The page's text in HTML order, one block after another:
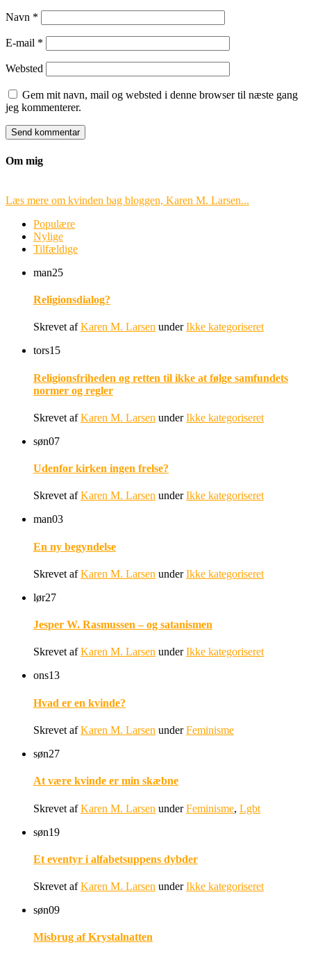
Navn *
E-mail *
Websted
Gem mit navn, mail og websted i denne browser til næste gang
jeg kommenterer.
Om mig
Læs mere om kvinden bag bloggen, Karen M. Larsen...
Populære
Nylige
Tilfældige
man25
Religionsdialog?
Skrevet afKaren M. Larsen underIkke kategoriseret
tors15
Religionsfriheden og retten til ikke at følge samfundets
normer og regler
Skrevet afKaren M. Larsen underIkke kategoriseret
søn07
Udenfor kirken ingen frelse?
Skrevet afKaren M. Larsen underIkke kategoriseret
man03
En ny begyndelse
Skrevet afKaren M. Larsen underIkke kategoriseret
lør27
Jesper W. Rasmussen – og satanismen
Skrevet afKaren M. Larsen underIkke kategoriseret
ons13
Hvad er en kvinde?
Skrevet afKaren M. Larsen underFeminisme
søn27
At være kvinde er min skæbne
Skrevet afKaren M. Larsen underFeminisme, Lgbt
søn19
Et eventyr i alfabetsuppens dybder
Skrevet afKaren M. Larsen underIkke kategoriseret
søn09
Misbrug af Krystalnatten